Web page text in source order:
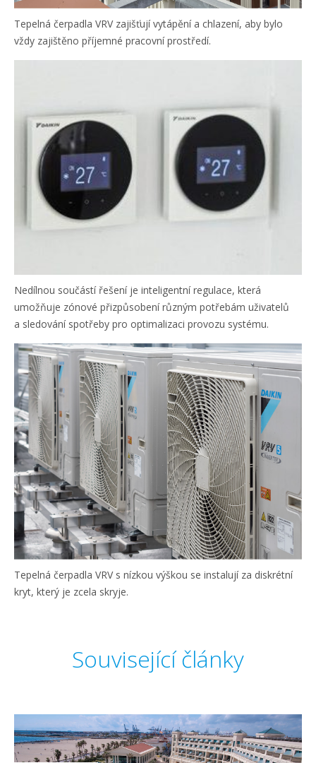
Tepelná čerpadla VRV zajišťují vytápění a chlazení, aby bylo
vždy zajištěno příjemné pracovní prostředí.
Nedílnou součástí řešení je inteligentní regulace, která
umožňuje zónové přizpůsobení různým potřebám uživatelů
a sledování spotřeby pro optimalizaci provozu systému.
Tepelná čerpadla VRV s nízkou výškou se instalují za diskrétní
kryt, který je zcela skryje.
Související články